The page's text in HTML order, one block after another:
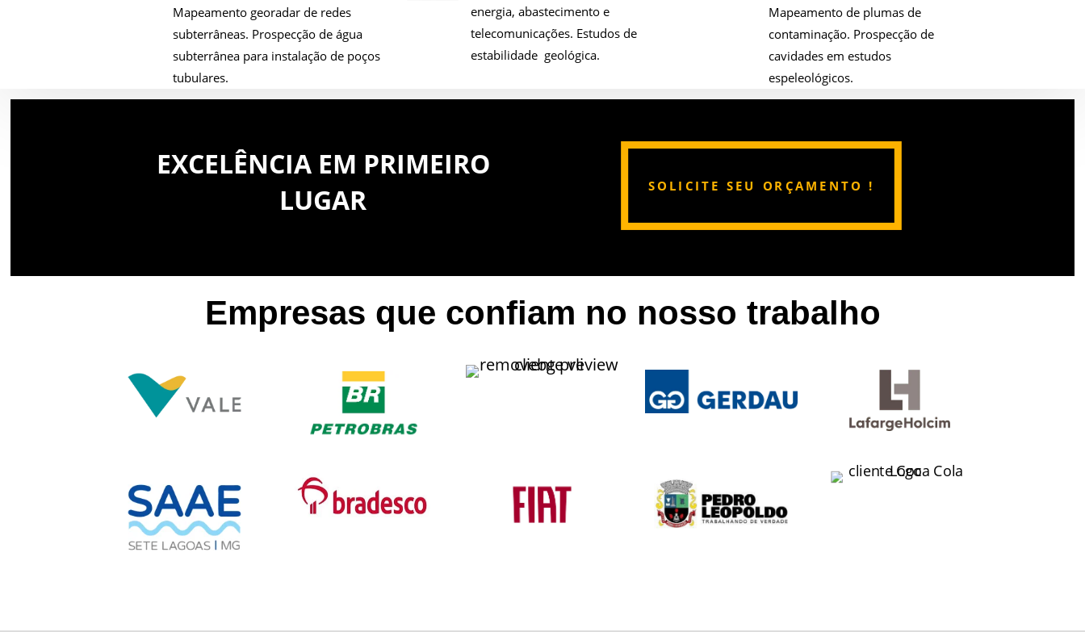
Mapeamento georadar de redes
subterrâneas. Prospecção de água
subterrânea para instalação de poços
tubulares.
energia, abastecimento e
telecomunicações. Estudos de
estabilidade geológica.
Mapeamento de plumas de
contaminação. Prospecção de
cavidades em estudos
espeleológicos.
EXCELÊNCIA EM PRIMEIRO
LUGAR
SOLICITE SEU ORÇAMENTO !
Empresas que confiam no nosso trabalho